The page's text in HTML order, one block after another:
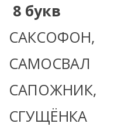
8 букв
САМОСВАЛ
СГУЩЁНКА